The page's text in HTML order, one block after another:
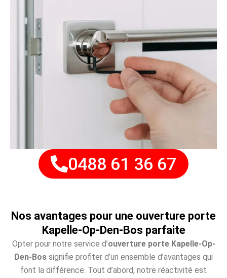
0488 61 36 67
Nos avantages pour une ouverture porte
Kapelle-Op-Den-Bos parfaite
Opter pour notre service d’ouverture porte Kapelle-Op-
Den-Bos signifie profiter d’un ensemble d’avantages qui
font la différence. Tout d’abord, notre réactivité est